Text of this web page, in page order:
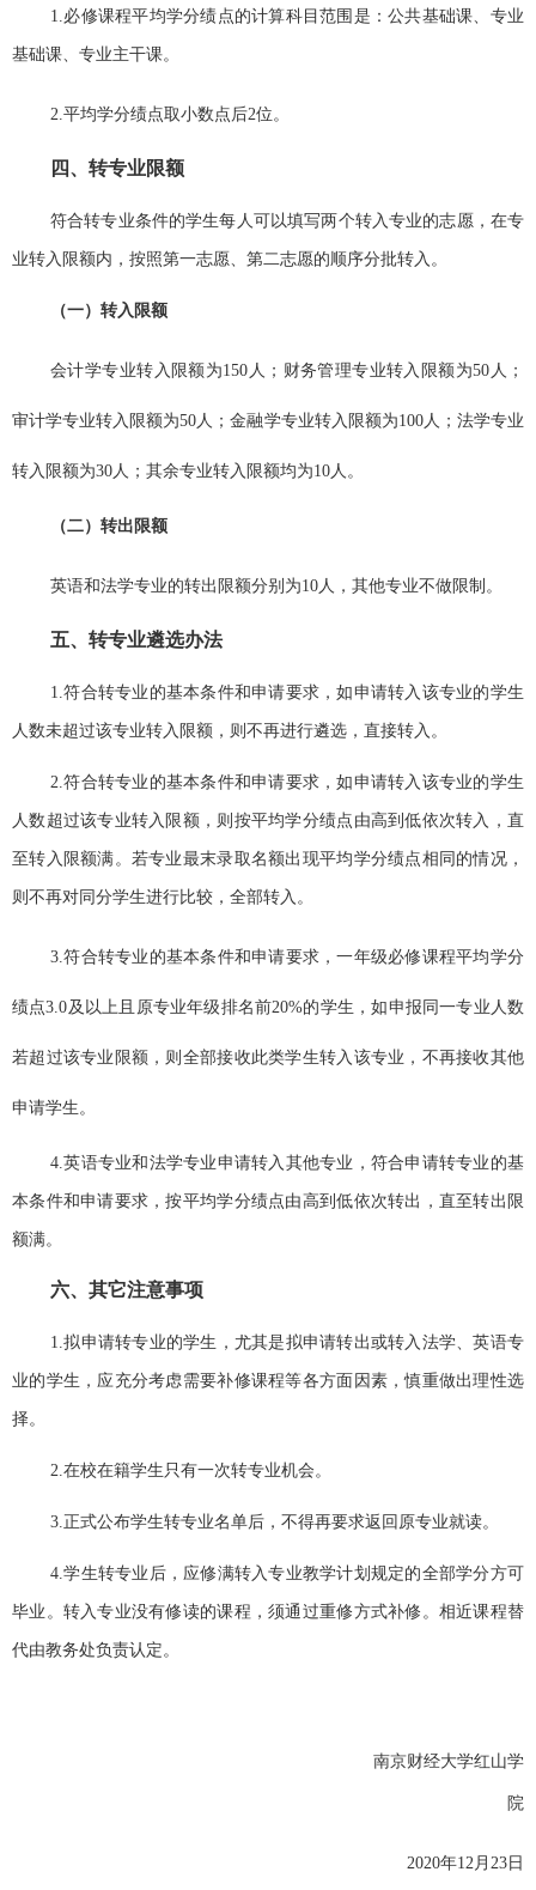
1.必修课程平均学分绩点的计算科目范围是：公共基础课、专业
基础课、专业主干课。
2.平均学分绩点取小数点后2位。
四、转专业限额
符合转专业条件的学生每人可以填写两个转入专业的志愿，在专
业转入限额内，按照第一志愿、第二志愿的顺序分批转入。
（一）转入限额
会计学专业转入限额为150 人；财务管理专业转入限额为50 人；
审计学专业转入限额为50人；金融学专业转入限额为100人；法学专业
转入限额为30人；其余专业转入限额均为10人。
（二）转出限额
英语和法学专业的转出限额分别为10人，其他专业不做限制。
五、转专业遴选办法
1.符合转专业的基本条件和申请要求，如申请转入该专业的学生
人数未超过该专业转入限额，则不再进行遴选，直接转入。
2.符合转专业的基本条件和申请要求，如申请转入该专业的学生
人数超过该专业转入限额，则按平均学分绩点由高到低依次转入，直
至转入限额满。若专业最末录取名额出现平均学分绩点相同的情况，
则不再对同分学生进行比较，全部转入。
3.符合转专业的基本条件和申请要求，一年级必修课程平均学分
绩点3.0及以上且原专业年级排名前20%的学生，如申报同一专业人数
若超过该专业限额，则全部接收此类学生转入该专业，不再接收其他
申请学生。
4.英语专业和法学专业申请转入其他专业，符合申请转专业的基
本条件和申请要求，按平均学分绩点由高到低依次转出，直至转出限
额满。
六、其它注意事项
1.拟申请转专业的学生，尤其是拟申请转出或转入法学、英语专
业的学生，应充分考虑需要补修课程等各方面因素，慎重做出理性选
择。
2.在校在籍学生只有一次转专业机会。
3.正式公布学生转专业名单后，不得再要求返回原专业就读。
4.学生转专业后，应修满转入专业教学计划规定的全部学分方可
毕业。转入专业没有修读的课程，须通过重修方式补修。相近课程替
代由教务处负责认定。
南京财经大学红山学
院
2020年12月 23 日